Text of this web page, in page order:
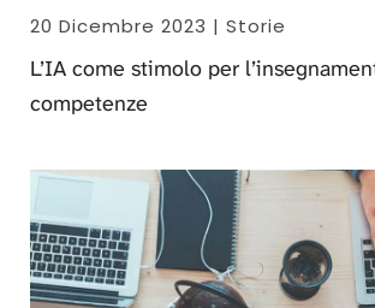
20 Dicembre 2023 | Storie
L’IA come stimolo per
competenze